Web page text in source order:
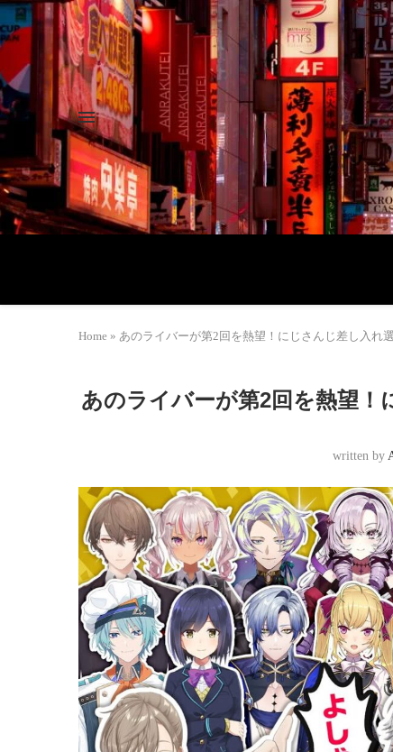
Home » あのライバーが第2回を熱望！にじさんじ差し入れ
あのライバーが第2回を熱望！
written by